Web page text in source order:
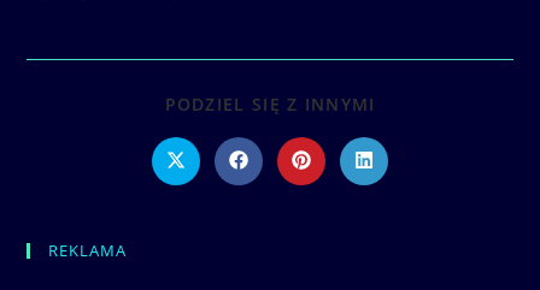
PODZIEL SIĘ Z INNYMI
CONTENT
Opens
in
Opens
in
Opens
in
Opens
in
REKLAMA